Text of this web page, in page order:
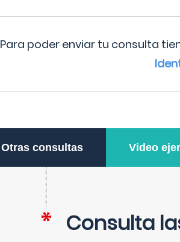
Para poder enviar tu consulta
Otras consultas Video
Consulta